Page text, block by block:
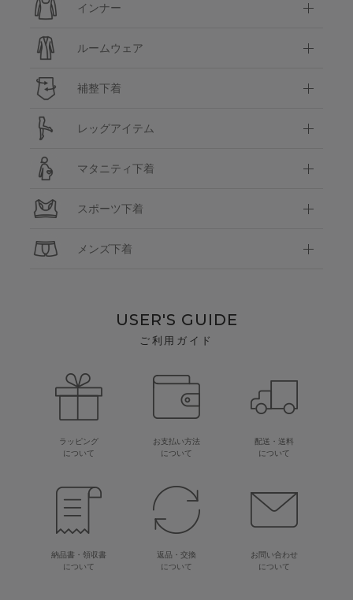
インナー
ルームウェア
補整下着
レッグアイテム
マタニティ下着
スポーツ下着
メンズ下着
USER'S GUIDE
ご利用ガイド
ラッピング
について
お支払い方法
について
配送・送料
について
納品書・領収書
について
返品・交換
について
お問い合わせ
について